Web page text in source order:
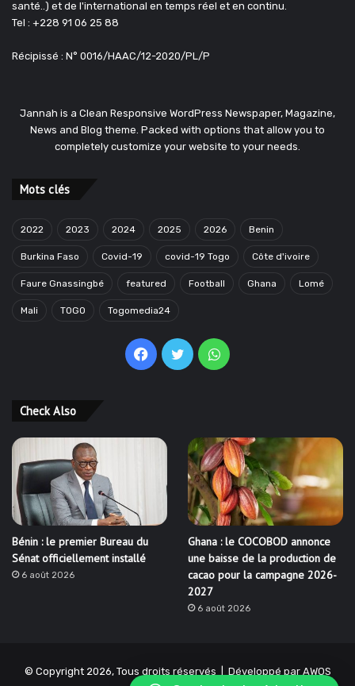
santé..) et de l'international en temps réel et en continu.
Tel : +228 91 06 25 88
Récipissé : N° 0016/HAAC/12-2020/PL/P
Jannah is a Clean Responsive WordPress Newspaper, Magazine,
News and Blog theme. Packed with options that allow you to
completely customize your website to your needs.
Mots clés
2022 2023 2024 2025 2026 Benin
Burkina Faso Covid-19 covid-19 Togo Côte d'ivoire
Faure Gnassingbé featured Football Ghana Lomé
Mali TOGO Togomedia24
Facebook
TwitterWhatsApp
Check Also
Bénin : le premier Bureau du
Sénat officiellement installé
6 août 2026
Ghana : le COCOBOD annonce
une baisse de la production de
cacao pour la campagne 2026-
2027
6 août 2026
© Copyright 2026, Tous droits réservés | Développé par AWOS